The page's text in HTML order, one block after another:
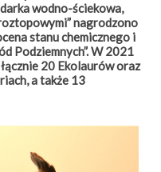
wodno-ściekowa,
nagrodzono
stanu chemicznego i
Podziemnych”. W 2021
20 Ekolaurów oraz
a także 13